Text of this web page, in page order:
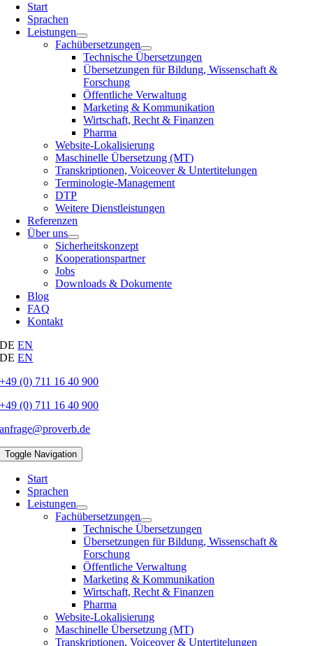
Start
Sprachen
Leistungen
Fachübersetzungen
Technische Übersetzungen
Übersetzungen für Bildung, Wissenschaft &
Forschung
Öffentliche Verwaltung
Marketing & Kommunikation
Wirtschaft, Recht & Finanzen
Pharma
Website-Lokalisierung
Maschinelle Übersetzung (MT)
Transkriptionen, Voiceover & Untertitelungen
Terminologie-Management
DTP
Weitere Dienstleistungen
Referenzen
Über uns
Sicherheitskonzept
Kooperationspartner
Jobs
Downloads & Dokumente
Blog
FAQ
Kontakt
DE EN
DE EN
+49 (0) 711 16 40 900
+49 (0) 711 16 40 900
anfrage@proverb.de
Toggle Navigation
Start
Sprachen
Leistungen
Fachübersetzungen
Technische Übersetzungen
Übersetzungen für Bildung, Wissenschaft &
Forschung
Öffentliche Verwaltung
Marketing & Kommunikation
Wirtschaft, Recht & Finanzen
Pharma
Website-Lokalisierung
Maschinelle Übersetzung (MT)
Transkriptionen, Voiceover & Untertitelungen